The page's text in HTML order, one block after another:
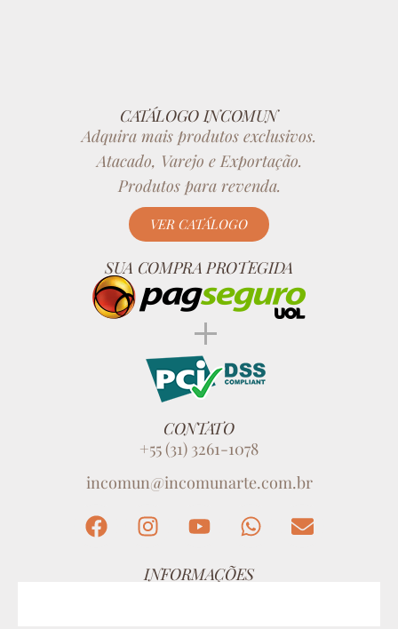
CATÁLOGO INCOMUN
Adquira mais produtos exclusivos.
Atacado, Varejo e Exportação.
Produtos para revenda.
VER CATÁLOGO
SUA COMPRA PROTEGIDA
CONTATO
+55 (31) 3261-1078
incomun@incomunarte.com.br
INFORMAÇÕES